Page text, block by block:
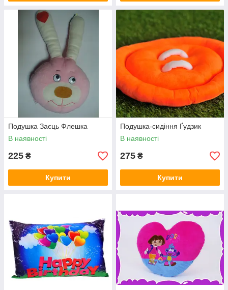
Подушка Заєць Флешка
В наявності
225 ₴
Купити
Подушка-сидіння Ґудзик
В наявності
275 ₴
Купити